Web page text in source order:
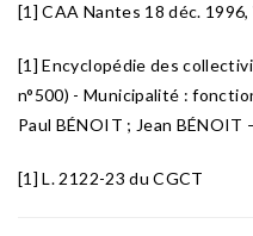
[1] CAA Nantes 18 déc.
[1] Encyclopédie des
n°500) - Municipalité :
Paul BÉNOIT ; Jean BÉNOIT
[1] L. 2122-23 du CGCT